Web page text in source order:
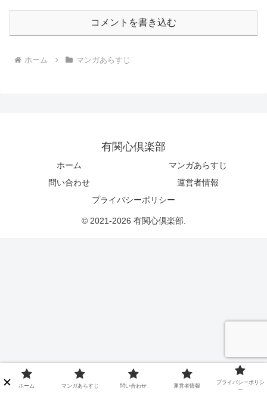
コメントを書き込む
ホーム マンガあらすじ
有関心倶楽部
ホーム
マンガあらすじ
問い合わせ
運営者情報
プライバシーポリシー
© 2021-2026 有関心倶楽部.
ホーム マンガあらすじ 問い合わせ 運営者情報
プライバシーポリシ
ー